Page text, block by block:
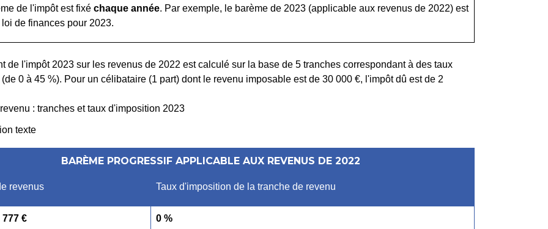
de l'impôt est fixé chaque année. Par exemple, le barème de 2023 (applicable aux revenus de 2022) est
de finances pour 2023.
revenu : tranches et taux d'imposition 2023
texte
BARÈME PROGRESSIF APPLICABLE AUX REVENUS DE 2022
revenus Taux d'imposition de la tranche de revenu
777 € 0 %